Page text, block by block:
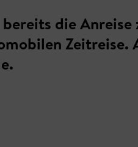
die Anreise